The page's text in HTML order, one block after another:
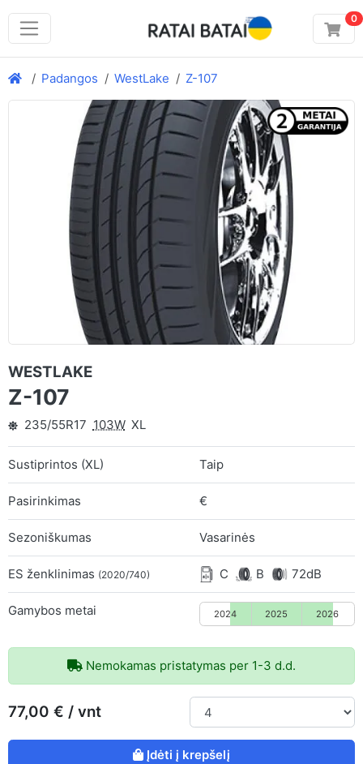
0
Padangos WestLake Z-107
WESTLAKE
Z-107
235/55R17 103W XL
Sustiprintos (XL) Taip
Pasirinkimas €
Sezoniškumas Vasarinės
ES ženklinimas (2020/740) C B 72dB
Gamybos metai 2024 2025 2026
Nemokamas pristatymas per 1-3 d.d.
77,00 € / vnt
Įdėti į krepšelį